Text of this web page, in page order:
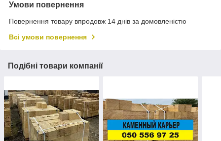
Умови повернення
Повернення товару впродовж 14 днів за домовленістю
Всі умови повернення
Подібні товари компанії